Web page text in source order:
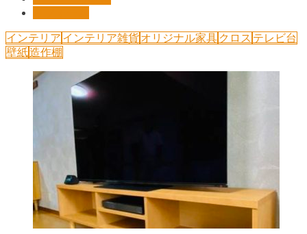
インテリア インテリア雑貨オリジナル家具 クロス テレビ台
壁紙造作棚